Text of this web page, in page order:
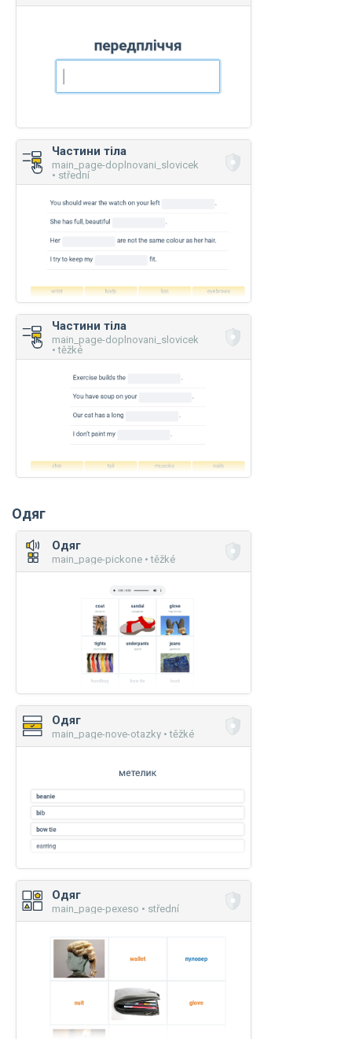
Частини тіла
main_page-doplnovani_slovicek
• střední
Частини тіла
main_page-doplnovani_slovicek
• těžké
Одяг
Одяг
main_page-pickone • těžké
Одяг
main_page-nove-otazky • těžké
Одяг
main_page-pexeso • střední